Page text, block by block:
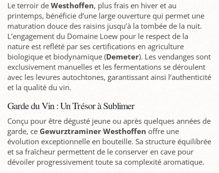
Le terroir de Westhoffen, plus frais en hiver et au
printemps, bénéficie d’une large ouverture qui permet une
maturation douce des raisins jusqu’à la tombée de la nuit.
L’engagement du Domaine Loew pour le respect de la
nature est reflété par ses certifications en agriculture
biologique et biodynamique (Demeter). Les vendanges sont
exclusivement manuelles et les fermentations se déroulent
avec les levures autochtones, garantissant ainsi l’authenticité
et la qualité du vin.
Garde du Vin : Un Trésor à Sublimer
Conçu pour être dégusté jeune ou après quelques années de
garde, ce Gewurztraminer Westhoffen offre une
évolution exceptionnelle en bouteille. Sa structure équilibrée
et sa fraîcheur permettent de le conserver en cave pour
dévoiler progressivement toute sa complexité aromatique.